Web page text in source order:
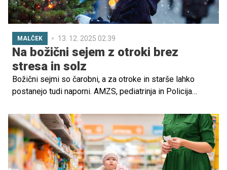
MALČEK 13. 12. 2025 02.39
Na božični sejem z otroki brez
stresa in solz
Božični sejmi so čarobni, a za otroke in starše lahko
postanejo tudi naporni. AMZS, pediatrinja in Policija
sproščeno na izlet – od vožnje z avtom in toplih oblačil
do zdravja in varnosti v praznični gneči ter ravnanja, če se
otrok izgubi. Da je dobra priprava res pomembna, vesta
tudi petletni Blaž, ki svetuje "smučarsko perilo, puhasto
bundo, smučarske hlače, čaj in bonbon", in njegova